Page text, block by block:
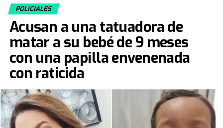
POLICIALES
Acusan a una tatuadora de
matar a su bebé de 9 meses
con una papilla envenenada
con raticida